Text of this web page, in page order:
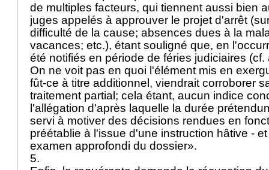
de multiples facteurs, qui tiennent aussi bien
juges appelés à approuver le projet d'arrêt
difficulté de la cause; absences dues à la
vacances; etc.), étant souligné que, en
été notifiés en période de féries judiciaires (cf.
On ne voit pas en quoi l'élément mis en
fût-ce à titre additionnel, viendrait corroborer
traitement partial; cela étant, aucun indice
l'allégation d'après laquelle la durée
servi à motiver des décisions rendues en
préétablie à l'issue d'une instruction hâtive -
examen approfondi du dossier».
5.